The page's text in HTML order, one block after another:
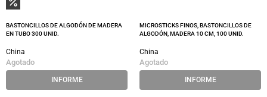
BASTONCILLOS DE ALGODÓN DE MADERA
EN TUBO 300 UNID.
China
Agotado
INFORME
MICROSTICKS FINOS, BASTONCILLOS DE
ALGODÓN, MADERA 10 CM, 100 UNID.
China
Agotado
INFORME